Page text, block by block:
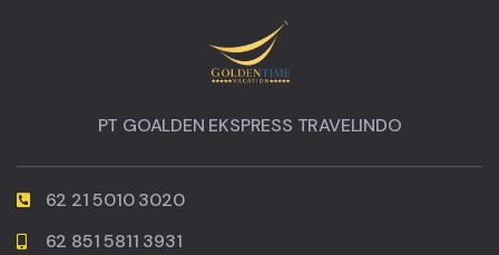
PT GOALDEN EKSPRESS TRAVELINDO
62 21 5010 3020
62 851 5811 3931